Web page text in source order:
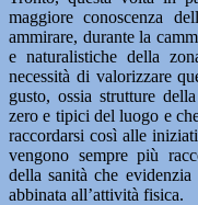
maggiore conoscenza
ammirare, durante la
e naturalistiche della
necessità di valorizzare
gusto, ossia strutture
zero e tipici del luogo e
raccordarsi così alle
vengono sempre più
della sanità che
abbinata all’attività fisica.